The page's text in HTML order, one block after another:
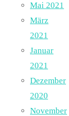
Mai 2021
März
2021
Januar
2021
Dezember
2020
November